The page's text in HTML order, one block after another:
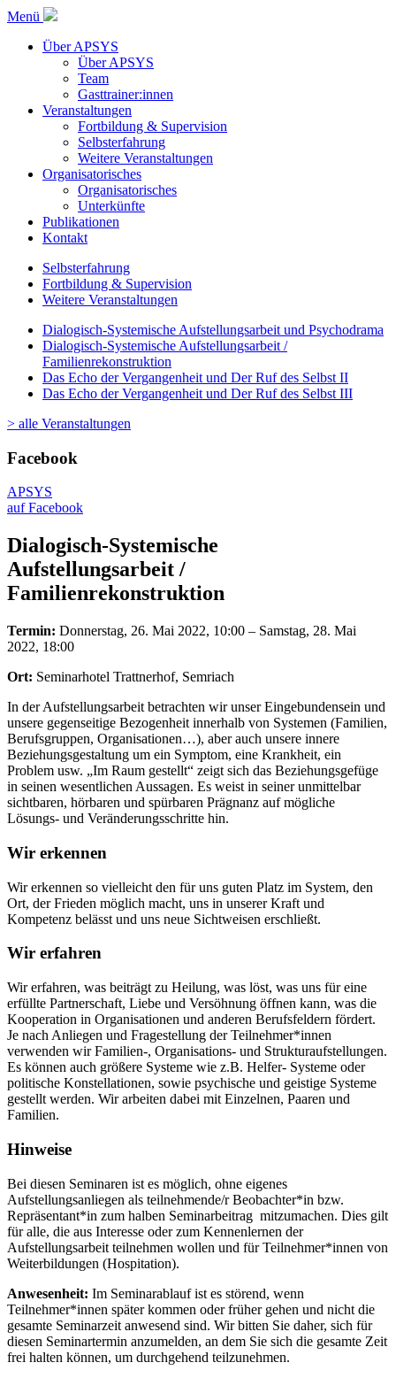
Menü
Über APSYS
Über APSYS
Team
Gasttrainer:innen
Veranstaltungen
Fortbildung & Supervision
Selbsterfahrung
Weitere Veranstaltungen
Organisatorisches
Organisatorisches
Unterkünfte
Publikationen
Kontakt
Selbsterfahrung
Fortbildung & Supervision
Weitere Veranstaltungen
Dialogisch-Systemische Aufstellungsarbeit und Psychodrama
Dialogisch-Systemische Aufstellungsarbeit /
Familienrekonstruktion
Das Echo der Vergangenheit und Der Ruf des Selbst II
Das Echo der Vergangenheit und Der Ruf des Selbst III
> alle Veranstaltungen
Facebook
APSYS
auf Facebook
Dialogisch-Systemische
Aufstellungsarbeit /
Familienrekonstruktion
Termin: Donnerstag, 26. Mai 2022, 10:00 – Samstag, 28. Mai
2022, 18:00
Ort: Seminarhotel Trattnerhof, Semriach
In der Aufstellungsarbeit betrachten wir unser Eingebundensein und
unsere gegenseitige Bezogenheit innerhalb von Systemen (Familien,
Berufsgruppen, Organisationen…), aber auch unsere innere
Beziehungsgestaltung um ein Symptom, eine Krankheit, ein
Problem usw. „Im Raum gestellt“ zeigt sich das Beziehungsgefüge
in seinen wesentlichen Aussagen. Es weist in seiner unmittelbar
sichtbaren, hörbaren und spürbaren Prägnanz auf mögliche
Lösungs- und Veränderungsschritte hin.
Wir erkennen
Wir erkennen so vielleicht den für uns guten Platz im System, den
Ort, der Frieden möglich macht, uns in unserer Kraft und
Kompetenz belässt und uns neue Sichtweisen erschließt.
Wir erfahren
Wir erfahren, was beiträgt zu Heilung, was löst, was uns für eine
erfüllte Partnerschaft, Liebe und Versöhnung öffnen kann, was die
Kooperation in Organisationen und anderen Berufsfeldern fördert.
Je nach Anliegen und Fragestellung der Teilnehmer*innen
verwenden wir Familien-, Organisations- und Strukturaufstellungen.
Es können auch größere Systeme wie z.B. Helfer- Systeme oder
politische Konstellationen, sowie psychische und geistige Systeme
gestellt werden. Wir arbeiten dabei mit Einzelnen, Paaren und
Familien.
Hinweise
Bei diesen Seminaren ist es möglich, ohne eigenes
Aufstellungsanliegen als teilnehmende/r Beobachter*in bzw.
Repräsentant*in zum halben Seminarbeitrag mitzumachen. Dies gilt
für alle, die aus Interesse oder zum Kennenlernen der
Aufstellungsarbeit teilnehmen wollen und für Teilnehmer*innen von
Weiterbildungen (Hospitation).
Anwesenheit: Im Seminarablauf ist es störend, wenn
Teilnehmer*innen später kommen oder früher gehen und nicht die
gesamte Seminarzeit anwesend sind. Wir bitten Sie daher, sich für
diesen Seminartermin anzumelden, an dem Sie sich die gesamte Zeit
frei halten können, um durchgehend teilzunehmen.